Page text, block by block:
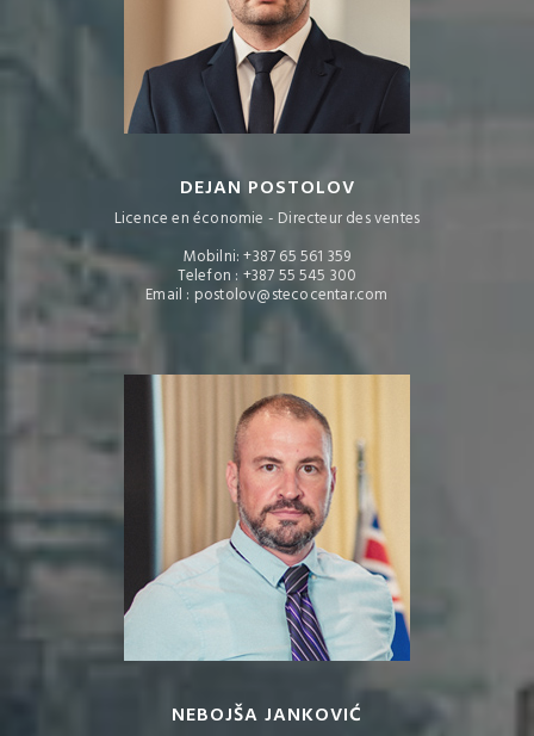
DEJAN POSTOLOV
Licence en économie - Directeur des ventes
Mobilni: +387 65 561 359
Telefon : +387 55 545 300
Email : postolov@stecocentar.com
NEBOJŠA JANKOVIĆ